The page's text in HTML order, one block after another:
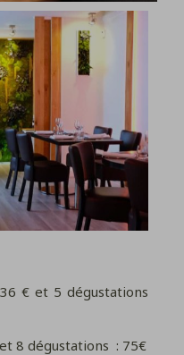
€ et 5 dégustations
8 dégustations : 75€